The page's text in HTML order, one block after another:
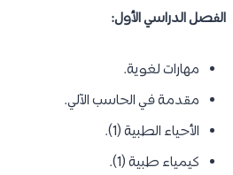
الفصل الدراسي الأول:
مهارات لغوية.
مقدمة في الحاسب الآلي.
الأحياء الطبية (1).
كيمياء طبية (1).